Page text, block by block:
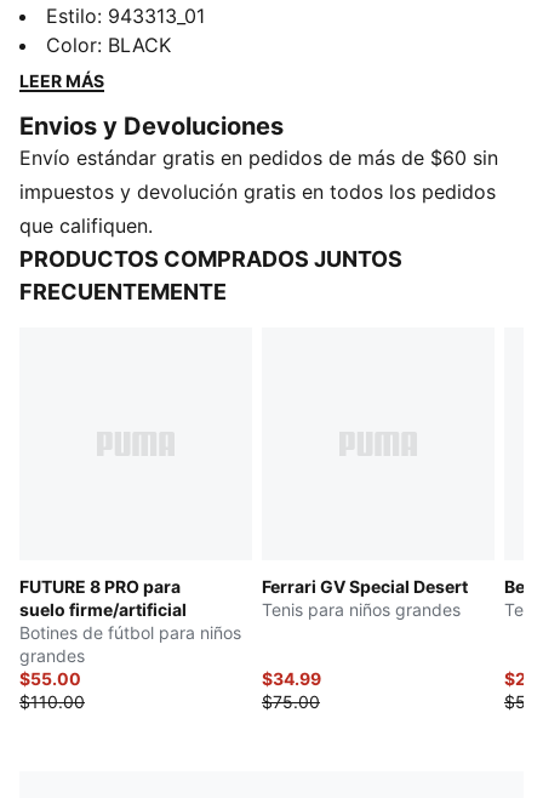
sudadera con capucha mantiene a los niños cómodos
durante las aventuras al aire libre o los momentos de
relax. El diseño en relieve añade un toque deportivo,
los jóvenes campeones listos para conquistar el
parque y más allá.
Estilo: 943313_01
Color: BLACK
LEER MÁS
Envios y Devoluciones
Envío estándar gratis en pedidos de más de $60 sin
impuestos y devolución gratis en todos los pedidos
que califiquen.
PRODUCTOS COMPRADOS JUNTOS
FRECUENTEMENTE
FUTURE 8 PRO para
suelo firme/artificial
Botines de fútbol para niños
grandes
$55.00
$110.00
Ferrari GV Special Desert
Tenis para niños grandes
$34.99
$75.00